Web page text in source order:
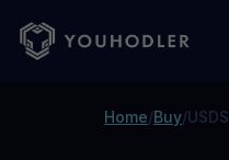
Home/Buy/USDS